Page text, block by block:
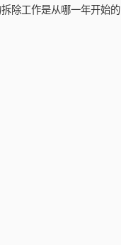
除工作是从哪一年开始的